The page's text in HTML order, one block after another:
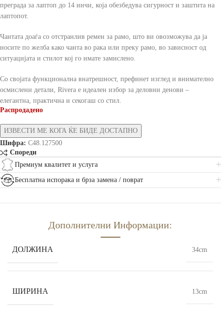
преграда за лаптоп до 14 инчи, која обезбедува сигурност и заштита на
лаптопот.
Чантата доаѓа со отстранлив ремен за рамо, што ви овозможува да ја
носите по желба како чанта во рака или преку рамо, во зависност од
ситуацијата и стилот кој го имате замислено.
Со својата функционална внатрешност, префинет изглед и внимателно
осмислени детали, Rivera е идеален избор за деловни денови –
елегантна, практична и секогаш со стил.
Распродадено
Шифра: C48.127500
Спореди
Премиум квалитет и услуга
Бесплатна испорака и брза замена / поврат
Дополнителни Информации:
ДОЛЖИНА 34cm
ШИРИНА 13cm